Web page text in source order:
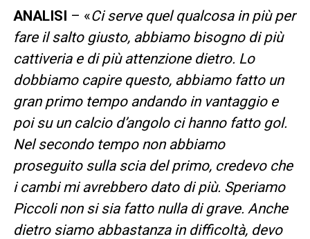
ANALISI – «Ci serve quel qualcosa in più per
fare il salto giusto, abbiamo bisogno di più
cattiveria e di più attenzione dietro. Lo
dobbiamo capire questo, abbiamo fatto un
gran primo tempo andando in vantaggio e
poi su un calcio d’angolo ci hanno fatto gol.
Nel secondo tempo non abbiamo
proseguito sulla scia del primo, credevo che
i cambi mi avrebbero dato di più. Speriamo
Piccoli non si sia fatto nulla di grave. Anche
dietro siamo abbastanza in difficoltà, devo